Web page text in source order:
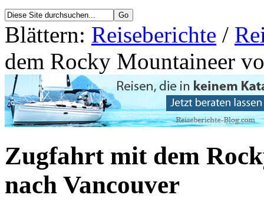
Blättern: Reiseberichte /
dem Rocky Mountaineer
Zugfahrt mit dem
nach Vancouver